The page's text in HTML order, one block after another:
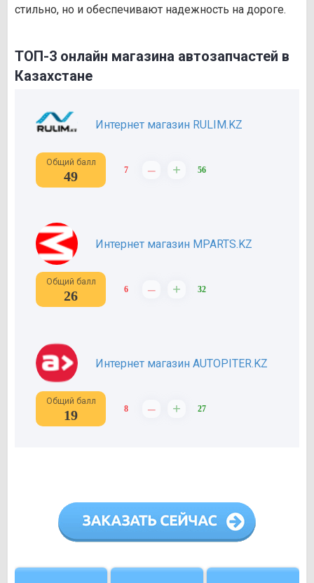
стильно, но и обеспечивают надежность на дороге.
ТОП-3 онлайн магазина автозапчастей в
Казахстане
Интернет магазин RULIM.KZ
Общий балл
49 7 – + 56
Интернет магазин MPARTS.KZ
Общий балл
26 6 – + 32
Интернет магазин AUTOPITER.KZ
Общий балл
19 8 – + 27